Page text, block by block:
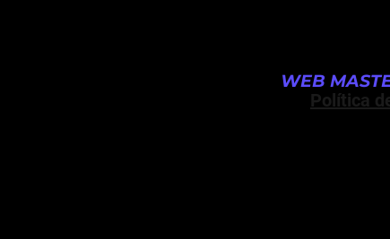
WEB
Política